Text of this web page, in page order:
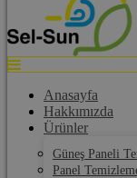
Anasayfa
Hakkımızda
Ürünler
Güneş Paneli
Panel